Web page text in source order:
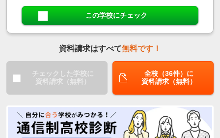
この学校にチェック
資料請求はすべて無料です！
チェックした学校に
資料請求（無料）
全校（36件）に
資料請求（無料）